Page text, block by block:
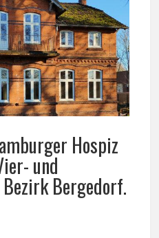
Hospiz
und
Bergedorf.